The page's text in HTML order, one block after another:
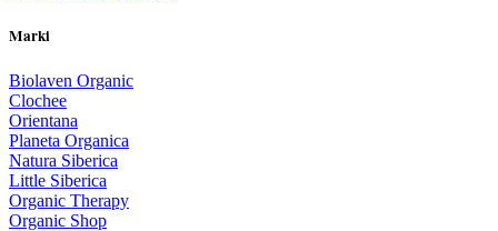
Marki
Biolaven Organic
Clochee
Orientana
Planeta Organica
Natura Siberica
Little Siberica
Organic Therapy
Organic Shop